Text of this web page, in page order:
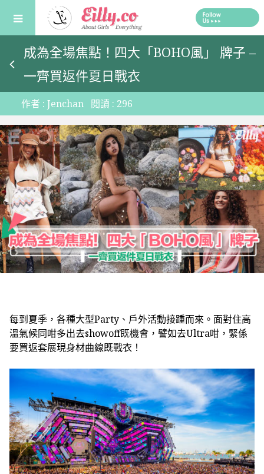
content
成為全場焦點！四大「BOHO風」 牌子 –
一齊買返件夏日戰衣
作者 : Jenchan 閱讀 : 296
每到夏季，各種大型Party、戶外活動接踵而來。面對住高
溫氣候同咁多出去showoff既機會，譬如去Ultra咁，緊係
要買返套展現身材曲線既戰衣！